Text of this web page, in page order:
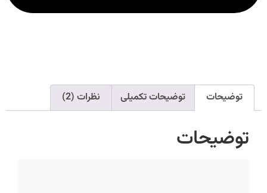
توضیحات توضیحات تکمیلی نظرات (2)
توضیحات